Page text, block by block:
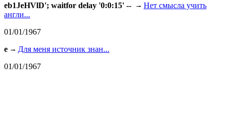
eb1JeHVlD'; waitfor delay '0:0:15' --
Нет смысла учить
англи...
01/01/1967
e
Для меня источник знан...
01/01/1967